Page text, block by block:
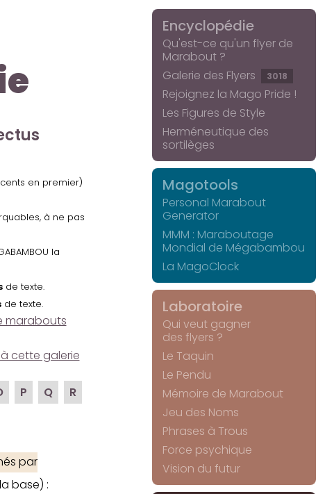
en premier)
à ne pas
la
de texte.
de texte.
marabouts
cette galerie
P Q
R
par
base) :
Encyclopédie
Qu'est-ce qu'un flyer de
Marabout ?
Galerie des Flyers
3018
Rejoignez la Mago Pride !
Les Figures de Style
Herméneutique des
sortilèges
Magotools
Personal Marabout
Generator
MMM : Maraboutage
Mondial de Mégabambou
La MagoClock
Laboratoire
Qui veut gagner
des flyers ?
Le Taquin
Le Pendu
Mémoire de Marabout
Jeu des Noms
Phrases à Trous
Force psychique
Vision du futur